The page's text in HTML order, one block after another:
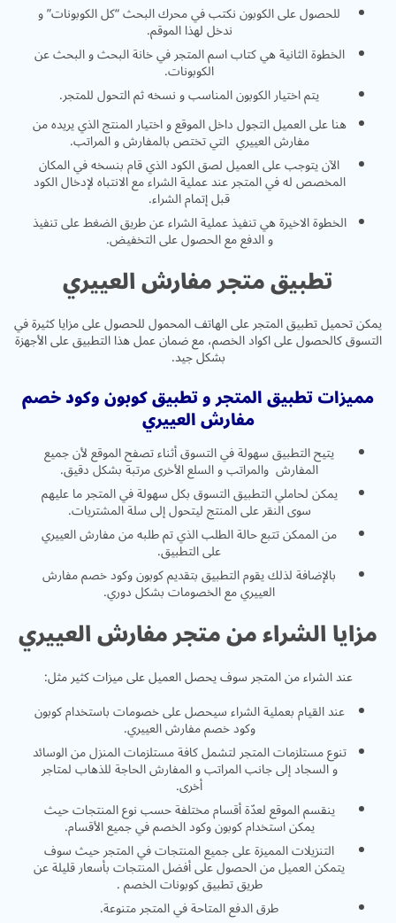
للحصول على الكوبون نكتب فيمحرك البحث“كل الكوبونات” و
ندخل لهذا الموقم.
الخطوة الثانية هي كتاب اسم المتجر في خانة البحث و البحث عن
الكوبونات.
يتم اختيار الكوبون المناسب و نسخه ثم التحول للمتجر.
هنا على العميل التجول داخل الموقع و اختيار المنتج الذي يريده من
مفارش العييري التي تختص بالمفارش و المراتب.
الآن يتوجب على العميل لصق الكود الذي قام بنسخه في المكان
المخصص له في المتجر عند عملية الشراء مع الانتباه لإدخال الكود
قبل إتمام الشراء.
الخطوة الاخيرة هي تنفيذ عملية الشراء عن طريق الضغط على تنفيذ
و الدفع مع الحصول على التخفيض.
تطبيق متجر مفارش العييري
يمكن تحميل تطبيق المتجر على الهاتف المحمول للحصول على مزايا كثيرة في
التسوق كالحصول على اكواد الخصم، مع ضمان عمل هذا التطبيق على الأجهزة
بشكل جيد.
مميزات تطبيق المتجر و تطبيق كوبون وكود خصم
مفارش العييري
يتيح التطبيق سهولة في التسوق أثناء تصفح الموقع لأن جميع
المفارش والمراتب و السلع الأخرى مرتبة بشكل دقيق.
يمكن لحاملي التطبيق التسوق بكل سهولة في المتجر ما عليهم
سوى النقر على المنتج ليتحول إلى سلة المشتريات.
من الممكن تتبع حالة الطلب الذي تم طلبه من مفارش العييري
على التطبيق.
بالإضافة لذلك يقوم التطبيق بتقديم كوبون وكود خصم مفارش
العييري مع الخصومات بشكل دوري.
مزايا الشراء من متجر مفارش العييري
عند الشراء من المتجر سوف يحصل العميل على ميزات كثير مثل:
عند القيام بعملية الشراء سيحصل على خصومات باستخدام كوبون
وكود خصم مفارش العييري.
تنوع مستلزمات المتجر لتشمل كافة مستلزمات المنزل من الوسائد
و السجاد إلى جانب المراتب و المفارش الحاجة للذهاب لمتاجر
أخرى.
ينقسم الموقع لعدّة أقسام مختلفة حسب نوع المنتجات حيث
يمكن استخدام كوبون وكود الخصم في جميع الأقسام.
التنزيلات المميزة على جميع المنتجات في المتجر حيث سوف
يتمكن العميل من الحصول على أفضل المنتجات بأسعار قليلة عن
طريق تطبيق كوبونات الخصم .
طرق الدفع المتاحة في المتجر متنوعة.